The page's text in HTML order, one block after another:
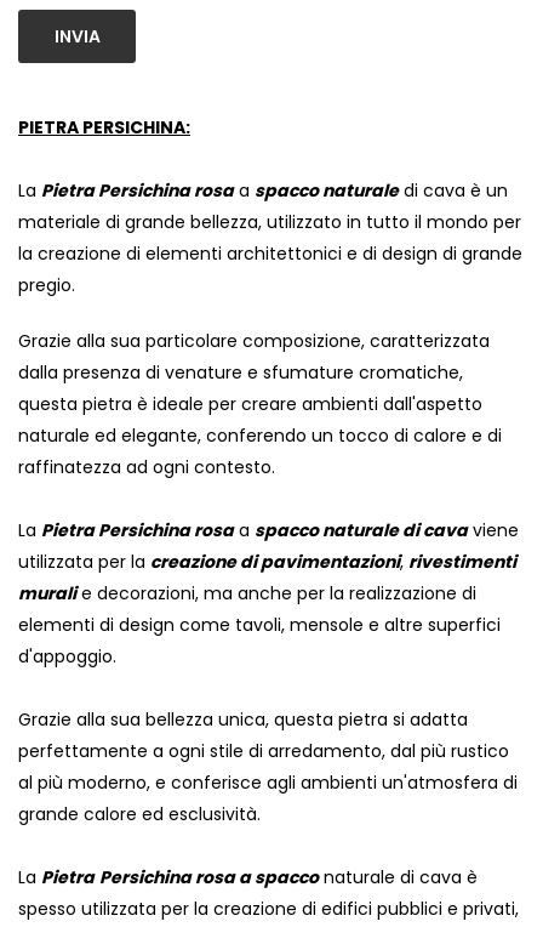
INVIA
PIETRA PERSICHINA:
La Pietra Persichina rosaa spacco naturaledi cava è un
materiale di grande bellezza, utilizzato in tutto il mondo per
la creazione di elementi architettonici e di design di grande
pregio.
Grazie alla sua particolare composizione, caratterizzata
dalla presenza di venature e sfumature cromatiche,
questa pietra è ideale per creare ambienti dall'aspetto
naturale ed elegante, conferendo un tocco di calore e di
raffinatezza ad ogni contesto.
La Pietra Persichina rosaa spacco naturale di cavaviene
utilizzata per la creazione di pavimentazioni, rivestimenti
muralie decorazioni, ma anche per la realizzazione di
elementi di design come tavoli, mensole e altre superfici
d'appoggio.
Grazie alla sua bellezza unica, questa pietra si adatta
perfettamente a ogni stile di arredamento, dal più rustico
al più moderno, e conferisce agli ambienti un'atmosfera di
grande calore ed esclusività.
La Pietra Persichina rosa a spacconaturale di cava è
spesso utilizzata per la creazione di edifici pubblici e privati,